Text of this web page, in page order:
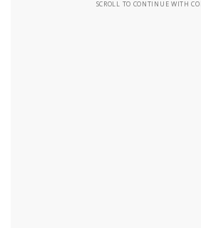
SCROLL TO CONTINUE WITH